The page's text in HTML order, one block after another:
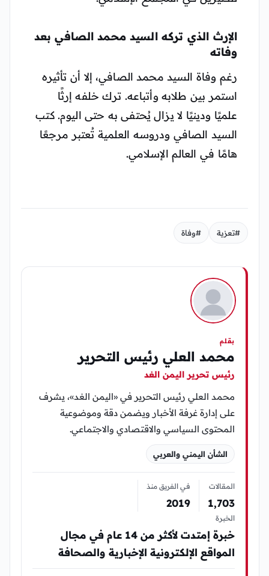
الإرث الذي تركه السيد محمد الصافي بعد
وفاته
رغم وفاة السيد محمد الصافي، إلا أن تأثيره
استمر بين طلابه وأتباعه. ترك خلفه إرثًا
علميًا ودينيًا لا يزال يُحتفى به حتى اليوم. كتب
السيد الصافي ودروسه العلمية تُعتبر مرجعًا
هامًا في العالم الإسلامي.
#تعزية #وفاة
بقلم
محمد العلي رئيس التحرير
رئيس تحرير اليمن الغد
محمد العلي رئيس التحرير في «اليمن الغد»، يشرف
على إدارة غرفة الأخبار ويضمن دقة وموضوعية
المحتوى السياسي والاقتصادي والاجتماعي.
الشأن اليمني والعربي
المقالات
1٬703
في الفريق منذ
2019
الخبرة
خبرة إمتدت لأكثر من 14 عام في مجال
المواقع الإلكترونية الإخبارية والصحافة